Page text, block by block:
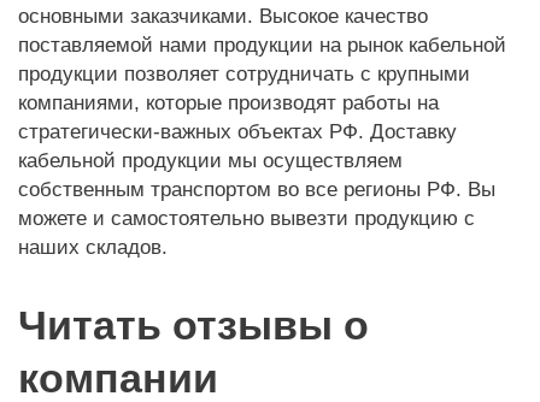
основными заказчиками. Высокое качество
поставляемой нами продукции на рынок кабельной
продукции позволяет сотрудничать с крупными
компаниями, которые производят работы на
стратегически-важных объектах РФ. Доставку
кабельной продукции мы осуществляем
собственным транспортом во все регионы РФ. Вы
можете и самостоятельно вывезти продукцию с
наших складов.
Читать отзывы о
компании